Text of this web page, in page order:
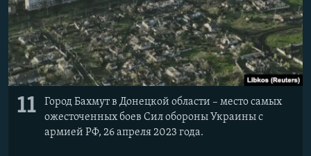
11
Город Бахмут в Донецкой области – место самых
ожесточенных боев Сил обороны Украины с
армией РФ, 26 апреля 2023 года.